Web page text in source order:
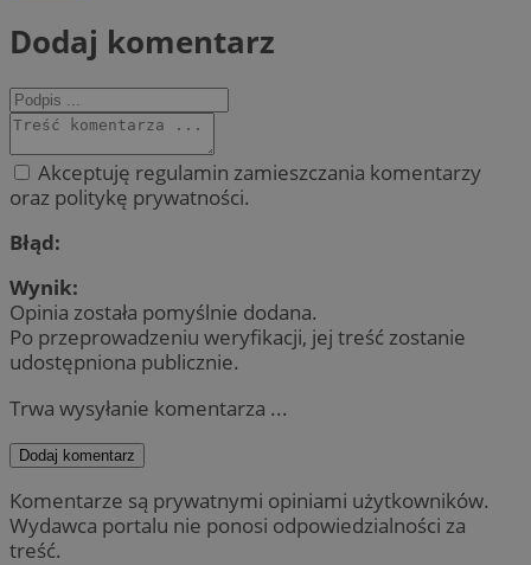
Dodaj komentarz
Akceptuję regulamin zamieszczania komentarzy
oraz politykę prywatności.
Błąd:
Wynik:
Opinia została pomyślnie dodana.
Po przeprowadzeniu weryfikacji, jej treść zostanie
udostępniona publicznie.
Trwa wysyłanie komentarza ...
Dodaj komentarz
Komentarze są prywatnymi opiniami użytkowników.
Wydawca portalu nie ponosi odpowiedzialności za
treść.